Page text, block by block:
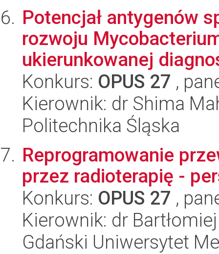
Potencjał antygenów
rozwoju
ukierunkowanej
Konkurs: OPUS 27 ,
Kierownik: dr Shima
Politechnika Śląska
Reprogramowanie
przez radioterapię -
Konkurs: OPUS 27 ,
Kierownik: dr
Gdański Uniwersytet